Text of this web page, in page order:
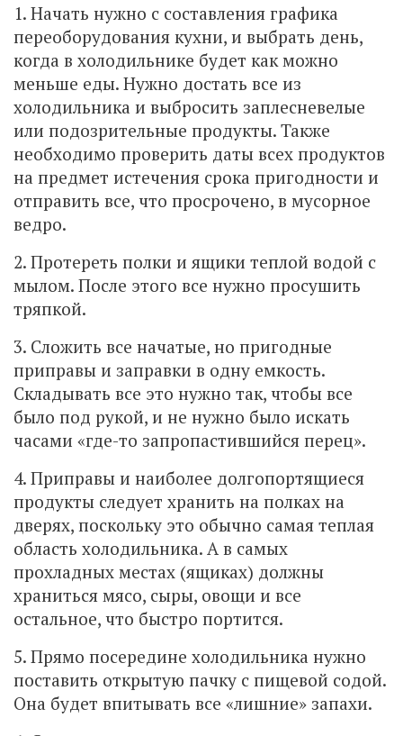
1. Начать нужно с составления графика
переоборудования кухни, и выбрать день,
когда в холодильнике будет как можно
меньше еды. Нужно достать все из
холодильника и выбросить заплесневелые
или подозрительные продукты. Также
необходимо проверить даты всех продуктов
на предмет истечения срока пригодности и
отправить все, что просрочено, в мусорное
ведро.
2. Протереть полки и ящики теплой водой с
мылом. После этого все нужно просушить
тряпкой.
3. Сложить все начатые, но пригодные
приправы и заправки в одну емкость.
Складывать все это нужно так, чтобы все
было под рукой, и не нужно было искать
часами «где-то запропастившийся перец».
4. Приправы и наиболее долгопортящиеся
продукты следует хранить на полках на
дверях, поскольку это обычно самая теплая
область холодильника. А в самых
прохладных местах (ящиках) должны
храниться мясо, сыры, овощи и все
остальное, что быстро портится.
5. Прямо посередине холодильника нужно
поставить открытую пачку с пищевой содой.
Она будет впитывать все «лишние» запахи.